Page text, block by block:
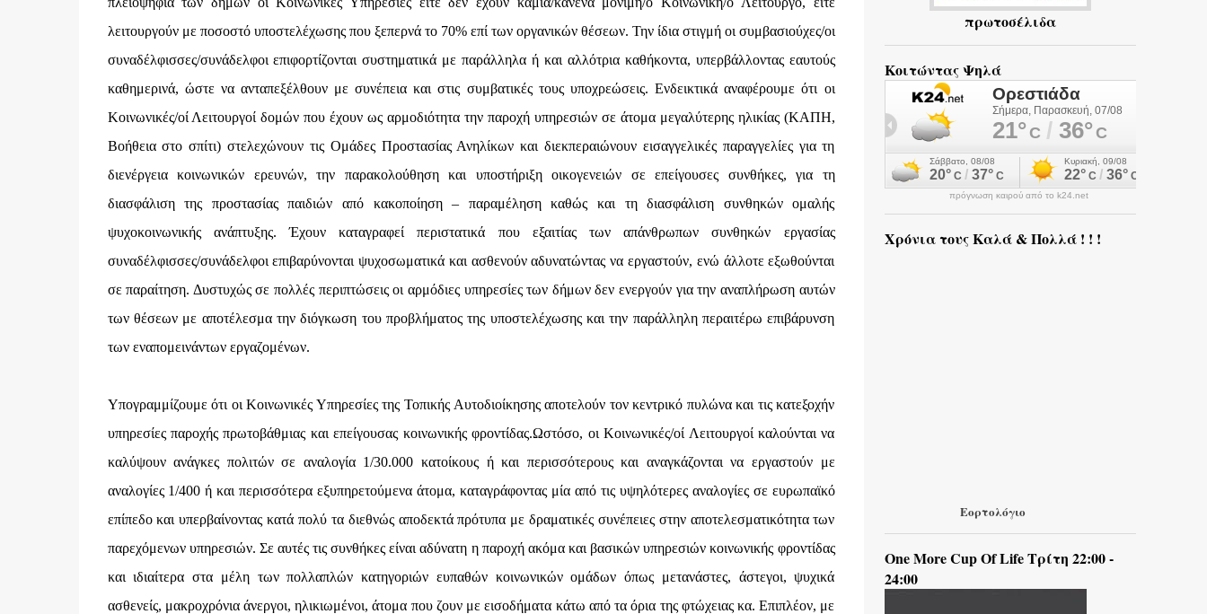
λειτουργούν με ποσοστό υποστελέχωσης που ξεπερνά το 70% επί των οργανικών θέσεων. Την ίδια στιγμή οι συμβασιούχες/οι
συναδέλφισσες/συνάδελφοι επιφορτίζονται συστηματικά με παράλληλα ή και αλλότρια καθήκοντα, υπερβάλλοντας εαυτούς
καθημερινά, ώστε να ανταπεξέλθουν με συνέπεια και στις συμβατικές τους υποχρεώσεις. Ενδεικτικά αναφέρουμε ότι οι
Κοινωνικές/οί Λειτουργοί δομών που έχουν ως αρμοδιότητα την παροχή υπηρεσιών σε άτομα μεγαλύτερης ηλικίας (ΚΑΠΗ,
Βοήθεια στο σπίτι) στελεχώνουν τις Ομάδες Προστασίας Ανηλίκων και διεκπεραιώνουν εισαγγελικές παραγγελίες για τη
διενέργεια κοινωνικών ερευνών, την παρακολούθηση και υποστήριξη οικογενειών σε επείγουσες συνθήκες, για τη
διασφάλιση της προστασίας παιδιών από κακοποίηση – παραμέληση καθώς και τη διασφάλιση συνθηκών ομαλής
ψυχοκοινωνικής ανάπτυξης. Έχουν καταγραφεί περιστατικά που εξαιτίας των απάνθρωπων συνθηκών εργασίας
συναδέλφισσες/συνάδελφοι επιβαρύνονται ψυχοσωματικά και ασθενούν αδυνατώντας να εργαστούν, ενώ άλλοτε εξωθούνται
σε παραίτηση. Δυστυχώς σε πολλές περιπτώσεις οι αρμόδιες υπηρεσίες των δήμων δεν ενεργούν για την αναπλήρωση αυτών
των θέσεων με αποτέλεσμα την διόγκωση του προβλήματος της υποστελέχωσης και την παράλληλη περαιτέρω επιβάρυνση
των εναπομεινάντων εργαζομένων.
Υπογραμμίζουμε ότι οι Κοινωνικές Υπηρεσίες της Τοπικής Αυτοδιοίκησης αποτελούν τον κεντρικό πυλώνα και τις κατεξοχήν
υπηρεσίες παροχής πρωτοβάθμιας και επείγουσας κοινωνικής φροντίδας.Ωστόσο, οι Κοινωνικές/οί Λειτουργοί καλούνται να
καλύψουν ανάγκες πολιτών σε αναλογία 1/30.000 κατοίκους ή και περισσότερους και αναγκάζονται να εργαστούν με
αναλογίες 1/400 ή και περισσότερα εξυπηρετούμενα άτομα, καταγράφοντας μία από τις υψηλότερες αναλογίες σε ευρωπαϊκό
επίπεδο και υπερβαίνοντας κατά πολύ τα διεθνώς αποδεκτά πρότυπα με δραματικές συνέπειες στην αποτελεσματικότητα των
παρεχόμενων υπηρεσιών. Σε αυτές τις συνθήκες είναι αδύνατη η παροχή ακόμα και βασικών υπηρεσιών κοινωνικής φροντίδας
και ιδιαίτερα στα μέλη των πολλαπλών κατηγοριών ευπαθών κοινωνικών ομάδων όπως μετανάστες, άστεγοι, ψυχικά
ασθενείς, μακροχρόνια άνεργοι, ηλικιωμένοι, άτομα που ζουν με εισοδήματα κάτω από τα όρια της φτώχειας κα. Επιπλέον, με
πρωτοσέλιδα
Κοιτώντας Ψηλά
πρόγνωση καιρού από το k24.net
Χρόνια τους Καλά & Πολλά ! ! !
Εορτολόγιο
One More Cup Of Life Τρίτη 22:00 -
24:00